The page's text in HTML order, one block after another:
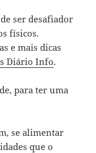
ser desafiador
físicos.
e mais dicas
Diário Info.
para ter uma
se alimentar
que o